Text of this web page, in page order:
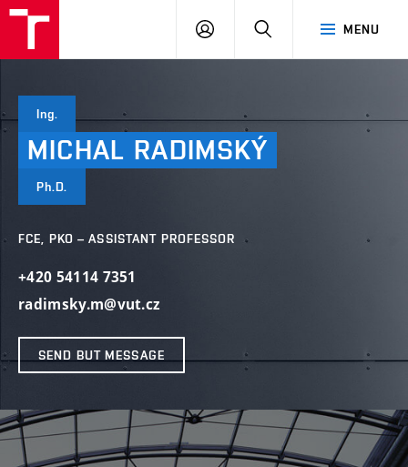
MENU
LOG
SEARCH
Ing.
MICHAL RADIMSKÝ
Ph.D.
FCE, PKO – ASSISTANT PROFESSOR
+420 54114 7351
radimsky.m@vut.cz
SEND BUT MESSAGE